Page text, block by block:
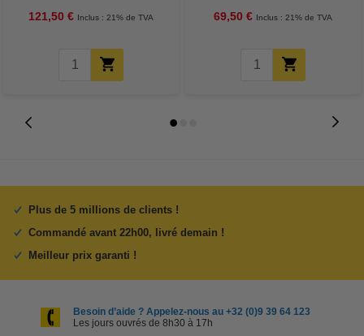
121,50 € Inclus : 21% de TVA 69,50 € Inclus : 21% de TVA
Plus de 5 millions de clients !
Commandé avant 22h00, livré demain !
Meilleur prix garanti !
Besoin d’aide ? Appelez-nous au +32 (0)9 39 64 123
Les jours ouvrés de 8h30 à 17h